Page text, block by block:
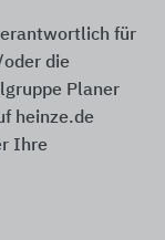
für
die
Planer
heinze.de
Ihre